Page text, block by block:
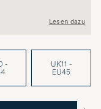
Lesen dazu
-
UK11 -
EU45